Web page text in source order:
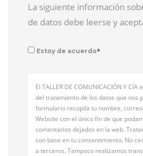
La siguiente información
de datos debe leerse y
Estoy de acuerdo*
El TALLER DE COMUNICACIÓN Y
del tratamiento de los datos que nos
formulario recopila tu nombre,
Website con el único fin de que
comentarios dejados en la web.
con base en tu consentimiento. No
a terceros. Tampoco realizamos